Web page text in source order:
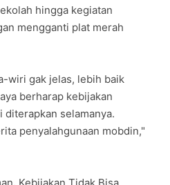
hingga kegiatan
mengganti plat merah
wiri gak jelas, lebih baik
berharap kebijakan
selamanya.
penyalahgunaan mobdin,"